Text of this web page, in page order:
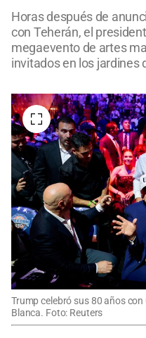
Horas después de
con Teherán, el
megaevento de artes
invitados en los jardines
Trump celebró sus 80 años
Blanca. Foto: Reuters